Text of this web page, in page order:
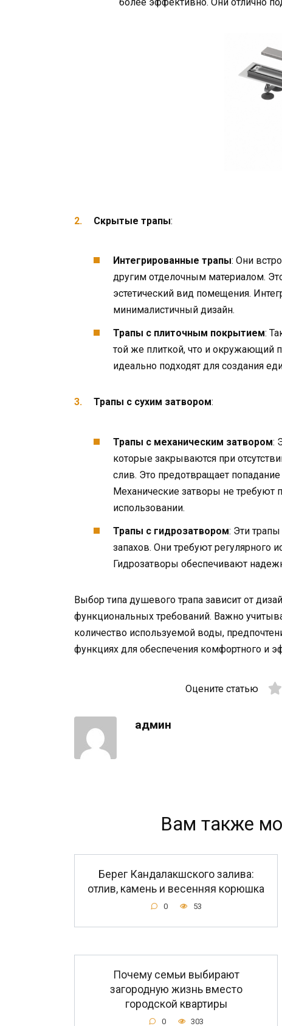
Скрытые трапы:
Интегрированные трапы: Они
другим отделочным материалом.
эстетический вид помещения.
минималистичный дизайн.
Трапы с плиточным покрытием:
той же плиткой, что и окружающий
идеально подходят для создания
Трапы с сухим затвором:
Трапы с механическим затвором:
которые закрываются при
слив. Это предотвращает
Механические затворы не требуют
использовании.
Трапы с гидрозатвором: Эти
запахов. Они требуют регулярного
Гидрозатворы обеспечивают
Выбор типа душевого трапа зависит от
функциональных требований. Важно
количество используемой воды,
функциях для обеспечения комфортного и
Оцените статью
админ
Вам также
Берег Кандалакшского залива:
отлив, камень и весенняя корюшка
0 53
Почему семьи выбирают
загородную жизнь вместо
городской квартиры
0 303